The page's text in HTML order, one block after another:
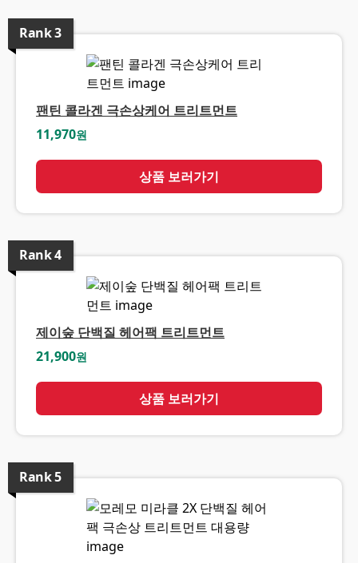
Rank3
팬틴 콜라겐 극손상케어 트리트먼트
11,970원
상품 보러가기
Rank4
제이숲 단백질 헤어팩 트리트먼트
21,900원
상품 보러가기
Rank5